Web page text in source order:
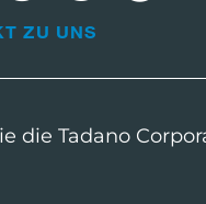
ZU UNS
die Tadano